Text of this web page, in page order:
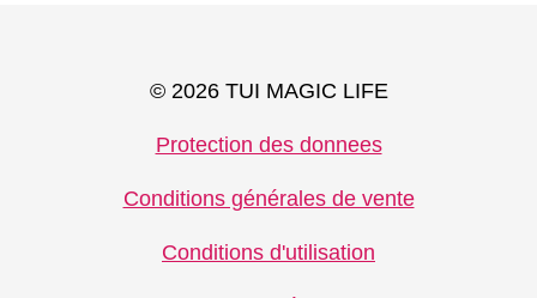
© 2026 TUI MAGIC LIFE
Protection des donnees
Conditions générales de vente
Conditions d'utilisation